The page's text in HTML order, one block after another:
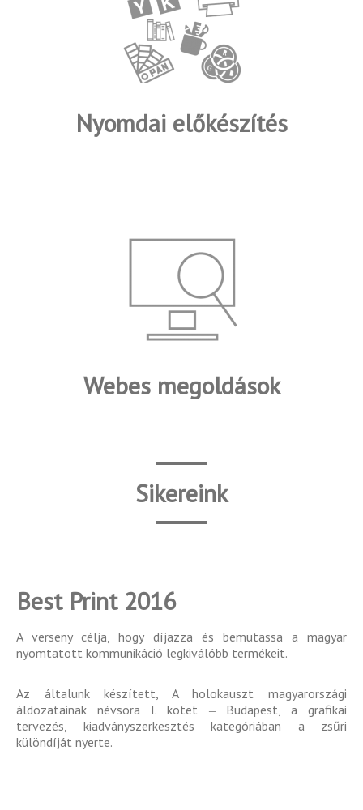
Nyomdai előkészítés
Webes megoldások
Sikereink
Best Print 2016
A verseny célja, hogy díjazza és bemutassa a magyar
nyomtatott kommunikáció legkiválóbb termékeit.
Az általunk készített, A holokauszt magyarországi
áldozatainak névsora I. kötet ‒ Budapest, a grafikai
tervezés, kiadványszerkesztés kategóriában a zsűri
különdíját nyerte.